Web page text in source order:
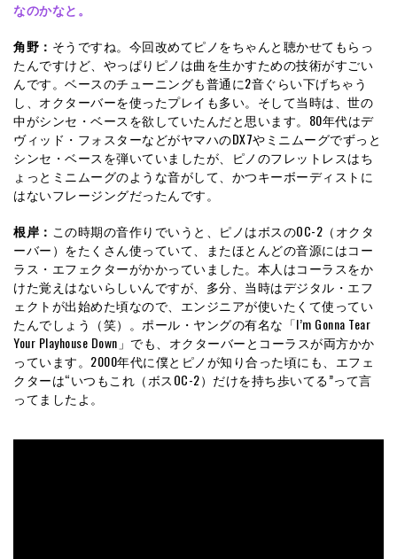
なのかなと。
角野： そうですね。今回改めてピノをちゃんと聴かせてもらっ
たんですけど、やっぱりピノは曲を生かすための技術がすごい
んです。ベースのチューニングも普通に2音ぐらい下げちゃう
し、オクターバーを使ったプレイも多い。そして当時は、世の
中がシンセ・ベースを欲していたんだと思います。80年代はデ
ヴィッド・フォスターなどがヤマハのDX7やミニムーグでずっと
シンセ・ベースを弾いていましたが、ピノのフレットレスはち
ょっとミニムーグのような音がして、かつキーボーディストに
はないフレージングだったんです。
根岸： この時期の音作りでいうと、ピノはボスのOC-2（オクタ
ーバー）をたくさん使っていて、またほとんどの音源にはコー
ラス・エフェクターがかかっていました。本人はコーラスをか
けた覚えはないらしいんですが、多分、当時はデジタル・エフ
ェクトが出始めた頃なので、エンジニアが使いたくて使ってい
たんでしょう（笑）。ポール・ヤングの有名な「I’m Gonna Tear
Your Playhouse Down」でも、オクターバーとコーラスが両方かか
っています。2000年代に僕とピノが知り合った頃にも、エフェ
クターは“いつもこれ（ボスOC-2）だけを持ち歩いてる”って言
ってましたよ。